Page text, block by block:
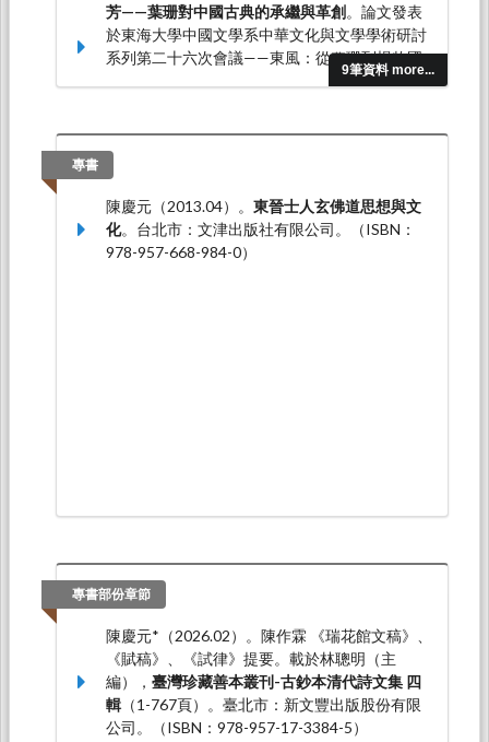
9筆資料 more...
芳——葉珊對中國古典的承繼與革創。論文發表
於東海大學中國文學系中華文化與文學學術研討
系列第二十六次會議——東風：從葉珊到楊牧國
際學術研討會，東海大學：東海大學中國文學
陳慶元*（2019.11）。魏晉贈答風氣與玄言詩嬗
新變學術研討會，東海大學：東海大學中國文學
系。
專書
陳慶元（2013.04）。 東晉士人玄佛道思想與文
化。台北市：文津出版社有限公司。（ISBN：
978-957-668-984-0）
專書部份章節
陳慶元*（2026.02）。陳作霖 《瑞花館文稿》、
《賦稿》、《試律》提要。載於林聰明（主
編）， 臺灣珍藏善本叢刊-古鈔本清代詩文集 四
輯 （1-767頁）。臺北市：新文豐出版股份有限
公司。（ISBN：978-957-17-3384-5）